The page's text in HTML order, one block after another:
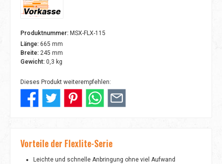
Produktnummer: MSX-FLX-115
Länge: 665 mm
Breite: 245 mm
Gewicht: 0,3 kg
Dieses Produkt weiterempfehlen:
Vorteile der Flexlite-Serie
Leichte und schnelle Anbringung ohne viel Aufwand